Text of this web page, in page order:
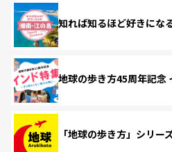
知れば知るほど好きにな
地球の歩き方45周年記念
「地球の歩き方」シリー